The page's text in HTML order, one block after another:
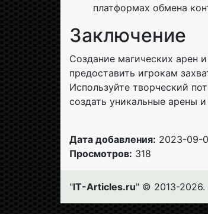
платформах обмена
Заключение
Создание магических арен
предоставить игрокам
Используйте творческий
создать уникальные арены
Дата добавления: 2023-09-
Просмотров: 318
"IT-Articles.ru" © 2013-2026.